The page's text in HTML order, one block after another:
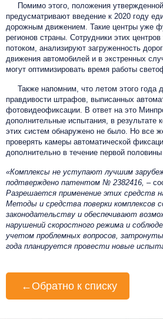
Помимо этого, положения
предусматривают введение к 2020 году
дорожным движением. Такие центры уже
регионов страны. Сотрудники этих
потоком, анализируют загруженность
движения автомобилей и в экстренных
могут оптимизировать время работы
Также напомним, что летом этого года
правдивости штрафов, выписанных
фотовидеофиксации. В ответ на это
дополнительные испытания, в результате
этих систем обнаружено не было. Но все
проверять камеры автоматической
дополнительно в течение первой
«Комплексы не уступают лучшим
подтверждено патентом № 2382416, –
Разрешается применение этих средств
Методы и средства поверки
законодательству и обеспечивают
нарушений скоростного режима и
учетом проблемных вопросов,
года планируется провести новые
← Обратно к списку